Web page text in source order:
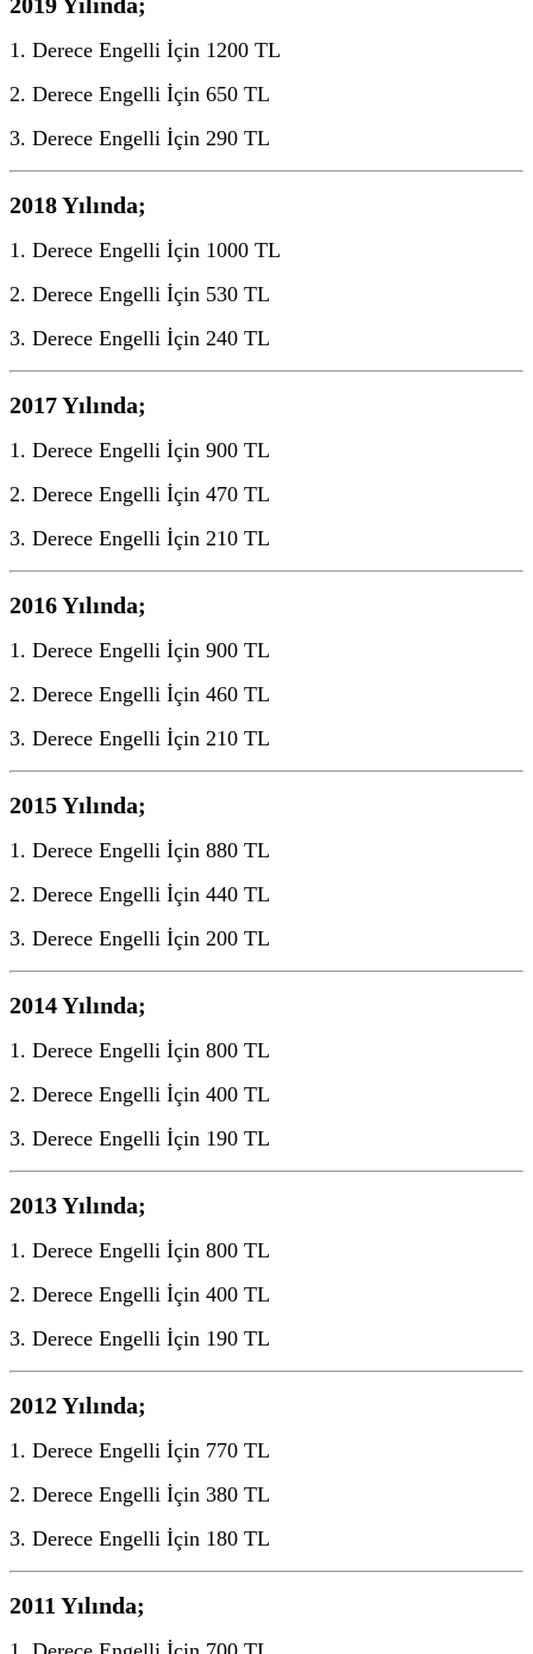
1. Derece Engelli İçin 1200 TL
2. Derece Engelli İçin 650 TL
3. Derece Engelli İçin 290 TL
2018 Yılında;
1. Derece Engelli İçin 1000 TL
2. Derece Engelli İçin 530 TL
3. Derece Engelli İçin 240 TL
2017 Yılında;
1. Derece Engelli İçin 900 TL
2. Derece Engelli İçin 470 TL
3. Derece Engelli İçin 210 TL
2016 Yılında;
1. Derece Engelli İçin 900 TL
2. Derece Engelli İçin 460 TL
3. Derece Engelli İçin 210 TL
2015 Yılında;
1. Derece Engelli İçin 880 TL
2. Derece Engelli İçin 440 TL
3. Derece Engelli İçin 200 TL
2014 Yılında;
1. Derece Engelli İçin 800 TL
2. Derece Engelli İçin 400 TL
3. Derece Engelli İçin 190 TL
2013 Yılında;
1. Derece Engelli İçin 800 TL
2. Derece Engelli İçin 400 TL
3. Derece Engelli İçin 190 TL
2012 Yılında;
1. Derece Engelli İçin 770 TL
2. Derece Engelli İçin 380 TL
3. Derece Engelli İçin 180 TL
2011 Yılında;